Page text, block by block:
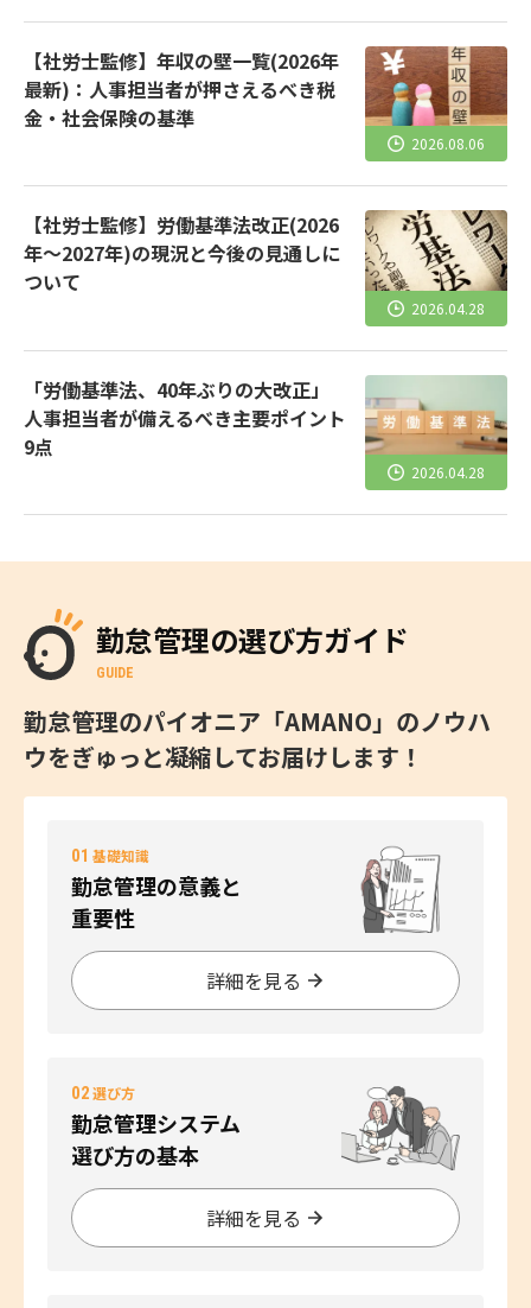
【社労士監修】年収の壁一覧(2026年
最新)：人事担当者が押さえるべき税
金・社会保険の基準
2026.08.06
【社労士監修】労働基準法改正(2026
年～2027年)の現況と今後の見通しに
ついて
2026.04.28
「労働基準法、40年ぶりの大改正」
人事担当者が備えるべき主要ポイント
9点
2026.04.28
勤怠管理の選び方ガイド
GUIDE
勤怠管理のパイオニア「AMANO」のノウハ
ウをぎゅっと凝縮してお届けします！
01 基礎知識
勤怠管理の意義と
重要性
詳細を見る
02選び方
勤怠管理システム
選び方の基本
詳細を見る